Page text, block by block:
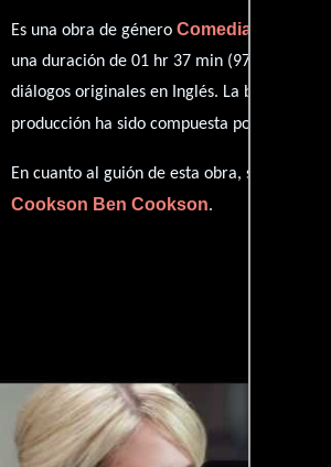
Es una obra de género Comedia
una duración de 01 hr 37 min (97 minutos),
diálogos originales en Inglés. La banda
producción ha sido compuesta por
En cuanto al guión de esta obra, se
Cookson Ben Cookson.